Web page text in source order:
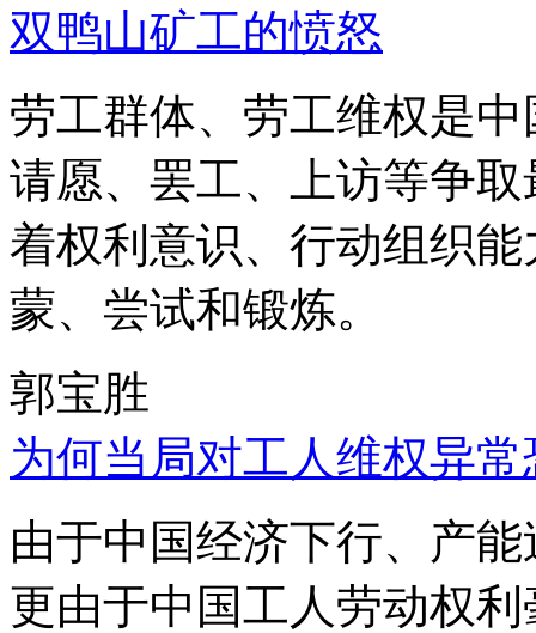
双鸭山矿工的愤怒
劳工群体、劳工维权是
请愿、罢工、上访等争
着权利意识、行动组织
蒙、尝试和锻炼。
郭宝胜
为何当局对工人维权异
由于中国经济下行、产
更由于中国工人劳动权